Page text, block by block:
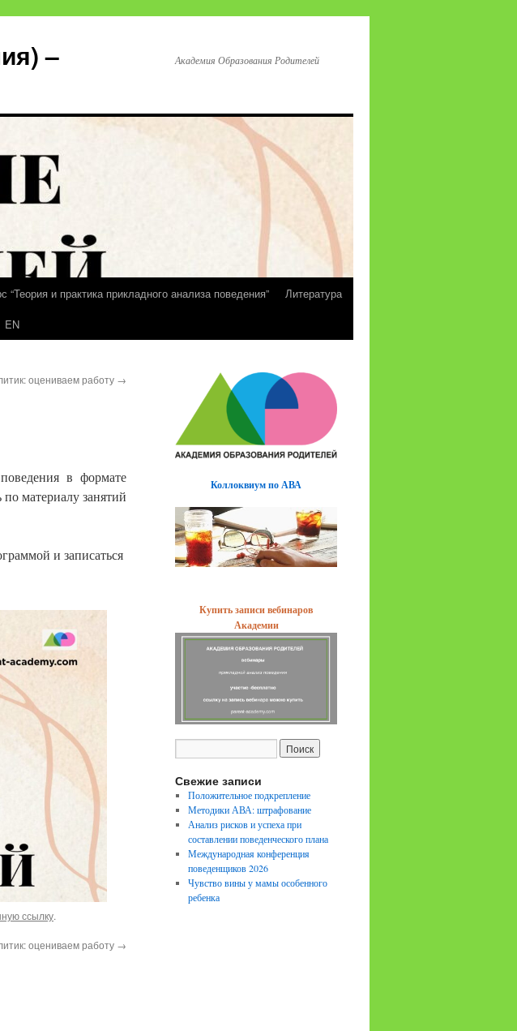
–
Академия Образования Родителей
“Теория и практика прикладного анализа поведения”
Литература
EN
оцениваем работу →
в формате
материалу занятий
и записаться
ссылку.
оцениваем работу →
Коллоквиум по АВА
Купить записи вебинаров
Академии
Свежие записи
Положительное подкрепление
Методики АВА: штрафование
Анализ рисков и успеха при
составлении поведенческого плана
Международная конференция
поведенщиков 2026
Чувство вины у мамы особенного
ребенка